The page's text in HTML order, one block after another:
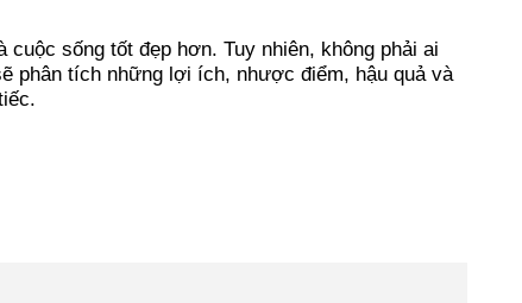
sống tốt đẹp hơn. Tuy nhiên, không phải ai
phân tích những lợi ích, nhược điểm, hậu quả và